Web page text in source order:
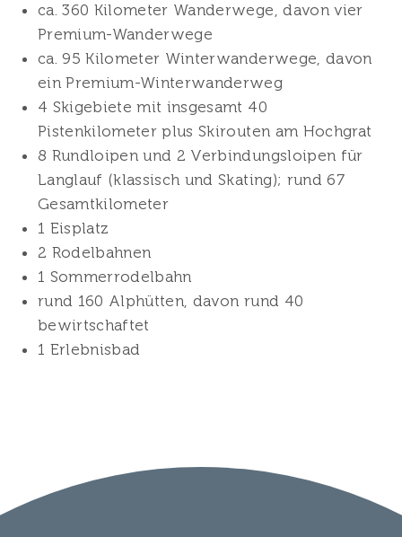
ca. 360 Kilometer Wanderwege, davon vier
Premium-Wanderwege
ca. 95 Kilometer Winterwanderwege, davon
ein Premium-Winterwanderweg
4 Skigebiete mit insgesamt 40
Pistenkilometer plus Skirouten am Hochgrat
8 Rundloipen und 2 Verbindungsloipen für
Langlauf (klassisch und Skating); rund 67
Gesamtkilometer
1 Eisplatz
2 Rodelbahnen
1 Sommerrodelbahn
rund 160 Alphütten, davon rund 40
bewirtschaftet
1 Erlebnisbad